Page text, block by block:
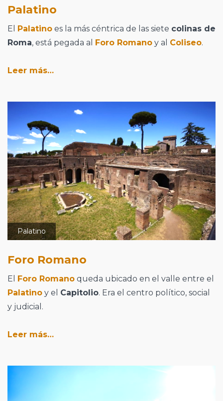
Palatino
El Palatino es la más céntrica de las siete colinas de
Roma, está pegada al Foro Romano y al Coliseo.
Leer más…
Palatino
Foro Romano
El Foro Romano queda ubicado en el valle entre el
Palatino y el Capitolio. Era el centro político, social
y judicial.
Leer más…